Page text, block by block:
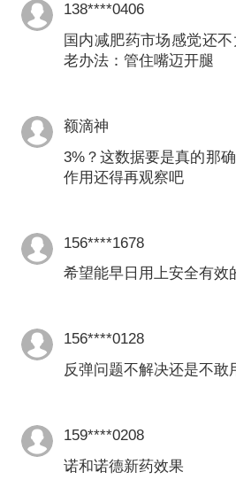
138****0406
国内减肥药市场感觉还
老办法：管住嘴迈开腿
额滴神
3%？这数据要是真的那
作用还得再观察吧
156****1678
希望能早日用上安全有效
156****0128
反弹问题不解决还是不敢
159****0208
诺和诺德新药效果